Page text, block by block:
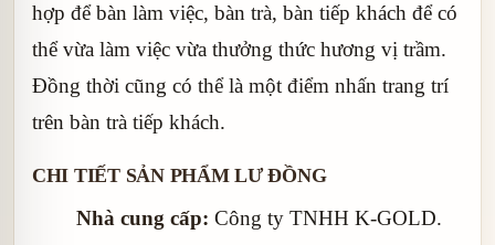
hợp để bàn làm việc, bàn trà, bàn tiếp khách để có
thể vừa làm việc vừa thưởng thức hương vị trầm.
Đồng thời cũng có thể là một điểm nhấn trang trí
trên bàn trà tiếp khách.
CHI TIẾT SẢN PHẨM LƯ ĐỒNG
Nhà cung cấp: Công ty TNHH K-GOLD.